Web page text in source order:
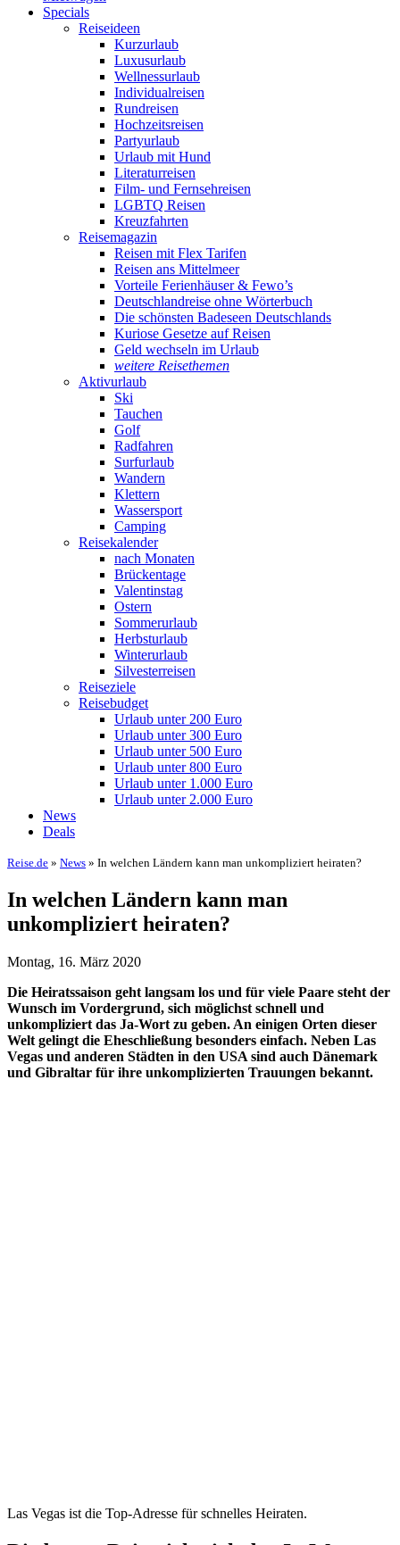
Specials
Reiseideen
Kurzurlaub
Luxusurlaub
Wellnessurlaub
Individualreisen
Rundreisen
Hochzeitsreisen
Partyurlaub
Urlaub mit Hund
Literaturreisen
Film- und Fernsehreisen
LGBTQ Reisen
Kreuzfahrten
Reisemagazin
Reisen mit Flex Tarifen
Reisen ans Mittelmeer
Vorteile Ferienhäuser & Fewo’s
Deutschlandreise ohne Wörterbuch
Die schönsten Badeseen Deutschlands
Kuriose Gesetze auf Reisen
Geld wechseln im Urlaub
weitere Reisethemen
Aktivurlaub
Ski
Tauchen
Golf
Radfahren
Surfurlaub
Wandern
Klettern
Wassersport
Camping
Reisekalender
nach Monaten
Brückentage
Valentinstag
Ostern
Sommerurlaub
Herbsturlaub
Winterurlaub
Silvesterreisen
Reiseziele
Reisebudget
Urlaub unter 200 Euro
Urlaub unter 300 Euro
Urlaub unter 500 Euro
Urlaub unter 800 Euro
Urlaub unter 1.000 Euro
Urlaub unter 2.000 Euro
News
Deals
Reise.de » News » In welchen Ländern kann man unkompliziert heiraten?
In welchen Ländern kann man
unkompliziert heiraten?
Montag, 16. März 2020
Die Heiratssaison geht langsam los und für viele Paare steht der
Wunsch im Vordergrund, sich möglichst schnell und
unkompliziert das Ja-Wort zu geben. An einigen Orten dieser
Welt gelingt die Eheschließung besonders einfach. Neben Las
Vegas und anderen Städten in den USA sind auch Dänemark
und Gibraltar für ihre unkomplizierten Trauungen bekannt.
Las Vegas ist die Top-Adresse für schnelles Heiraten.